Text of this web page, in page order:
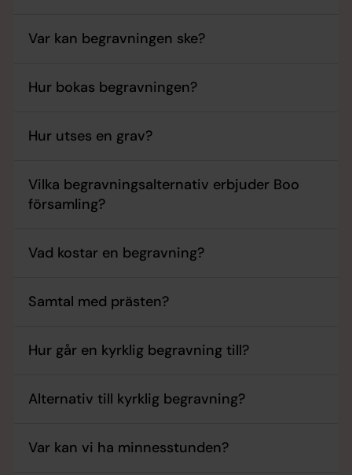
Var kan begravningen ske?
Hur bokas begravningen?
Hur utses en grav?
Vilka begravningsalternativ erbjuder Boo
församling?
Vad kostar en begravning?
Samtal med prästen?
Hur går en kyrklig begravning till?
Alternativ till kyrklig begravning?
Var kan vi ha minnesstunden?